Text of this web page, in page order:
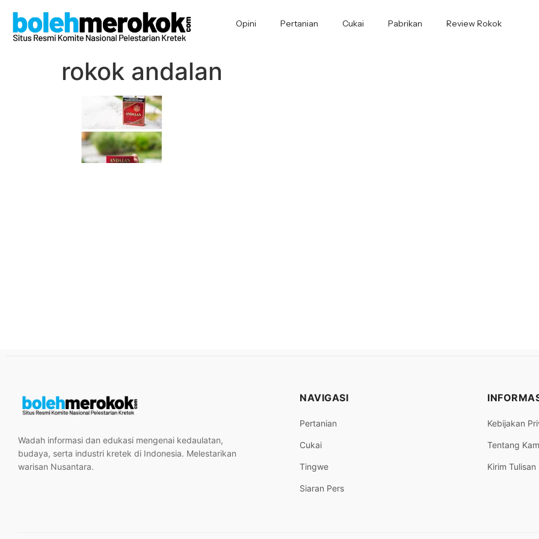
Opini Pertanian Cukai Pabrikan Review Rokok
rokok andalan
Wadah informasi dan edukasi mengenai kedaulatan,
budaya, serta industri kretek di Indonesia. Melestarikan
warisan Nusantara.
NAVIGASI
Pertanian
Cukai
Tingwe
Siaran Pers
Kebijakan
Tentang
Kirim Tulisan